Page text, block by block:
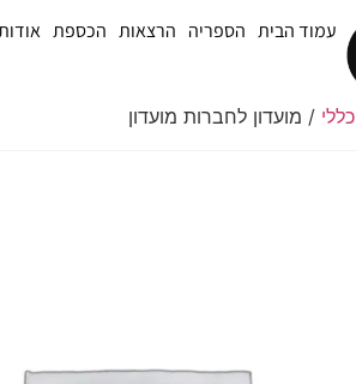
עמוד הבית הספריה הרצאות הכספת
כללי / מועדון לחברות מועדון